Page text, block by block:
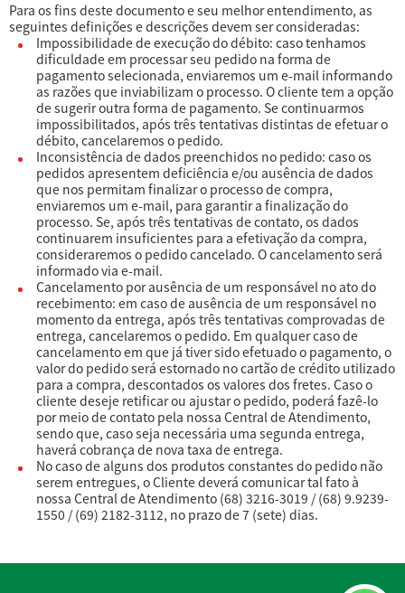
Para os fins deste documento e seu melhor entendimento, as
seguintes definições e descrições devem ser consideradas:
Impossibilidade de execução do débito: caso tenhamos
dificuldade em processar seu pedido na forma de
pagamento selecionada, enviaremos um e-mail informando
as razões que inviabilizam o processo. O cliente tem a opção
de sugerir outra forma de pagamento. Se continuarmos
impossibilitados, após três tentativas distintas de efetuar o
débito, cancelaremos o pedido.
Inconsistência de dados preenchidos no pedido: caso os
pedidos apresentem deficiência e/ou ausência de dados
que nos permitam finalizar o processo de compra,
enviaremos um e-mail, para garantir a finalização do
processo. Se, após três tentativas de contato, os dados
continuarem insuficientes para a efetivação da compra,
consideraremos o pedido cancelado. O cancelamento será
informado via e-mail.
Cancelamento por ausência de um responsável no ato do
recebimento: em caso de ausência de um responsável no
momento da entrega, após três tentativas comprovadas de
entrega, cancelaremos o pedido. Em qualquer caso de
cancelamento em que já tiver sido efetuado o pagamento, o
valor do pedido será estornado no cartão de crédito utilizado
para a compra, descontados os valores dos fretes. Caso o
cliente deseje retificar ou ajustar o pedido, poderá fazê-lo
por meio de contato pela nossa Central de Atendimento,
sendo que, caso seja necessária uma segunda entrega,
haverá cobrança de nova taxa de entrega.
No caso de alguns dos produtos constantes do pedido não
serem entregues, o Cliente deverá comunicar tal fato à
nossa Central de Atendimento (68) 3216-3019 / (68) 9.9239-
1550 / (69) 2182-3112, no prazo de 7 (sete) dias.